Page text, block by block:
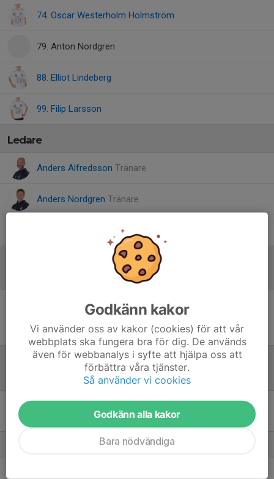
74. Oscar Westerholm Holmström
79. Anton Nordgren
88. Elliot Lindeberg
99. Filip Larsson
Ledare
Anders Alfredsson Tränare
Anders Nordgren Tränare
Tränare
Inget referat skrivet
Pantamera Pojkar 2010 A
(Stockholm)
1. Tyresö Trollbäcken IBK 15
Godkänn kakor
Vi använder oss av kakor (cookies) för att vår
webbplats ska fungera bra för dig. De används
även för webbanalys i syfte att hjälpa oss att
förbättra våra tjänster.
Så använder vi cookies
Godkänn alla kakor
Bara nödvändiga